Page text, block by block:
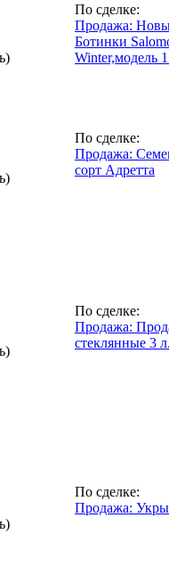
По сделке:
Продажа:
Ботинки
Winter,модель
По сделке:
Продажа:
сорт Адретта
По сделке:
Продажа:
стеклянные 3
По сделке:
Продажа: